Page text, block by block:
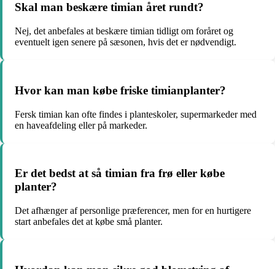
Skal man beskære timian året rundt?
Nej, det anbefales at beskære timian tidligt om foråret og
eventuelt igen senere på sæsonen, hvis det er nødvendigt.
Hvor kan man købe friske timianplanter?
Fersk timian kan ofte findes i planteskoler, supermarkeder med
en haveafdeling eller på markeder.
Er det bedst at så timian fra frø eller købe
planter?
Det afhænger af personlige præferencer, men for en hurtigere
start anbefales det at købe små planter.